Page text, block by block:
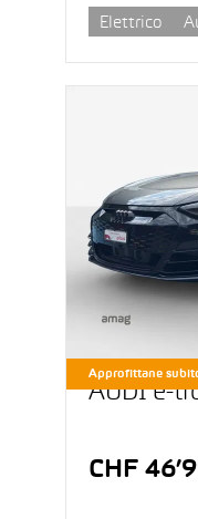
Elettrico
Approfittane
AUDI e-
CHF